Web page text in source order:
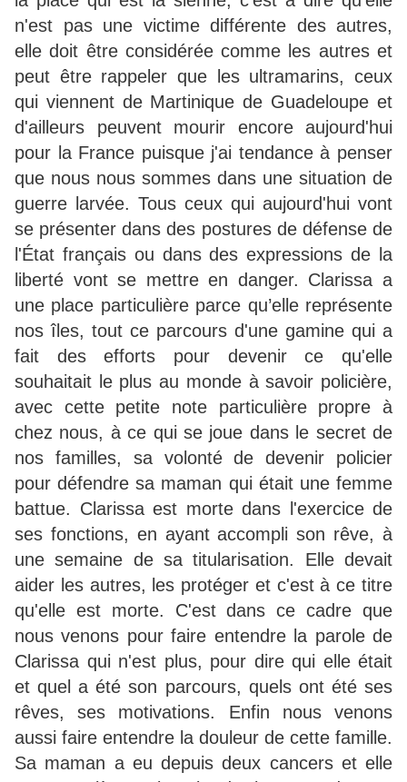
n'est pas une victime différente des autres,
elle doit être considérée comme les autres et
peut être rappeler que les ultramarins, ceux
qui viennent de Martinique de Guadeloupe et
d'ailleurs peuvent mourir encore aujourd'hui
pour la France puisque j'ai tendance à penser
que nous nous sommes dans une situation de
guerre larvée. Tous ceux qui aujourd'hui vont
se présenter dans des postures de défense de
l'État français ou dans des expressions de la
liberté vont se mettre en danger. Clarissa a
une place particulière parce qu’elle représente
nos îles, tout ce parcours d'une gamine qui a
fait des efforts pour devenir ce qu'elle
souhaitait le plus au monde à savoir policière,
avec cette petite note particulière propre à
chez nous, à ce qui se joue dans le secret de
nos familles, sa volonté de devenir policier
pour défendre sa maman qui était une femme
battue. Clarissa est morte dans l'exercice de
ses fonctions, en ayant accompli son rêve, à
une semaine de sa titularisation. Elle devait
aider les autres, les protéger et c'est à ce titre
qu'elle est morte. C'est dans ce cadre que
nous venons pour faire entendre la parole de
Clarissa qui n'est plus, pour dire qui elle était
et quel a été son parcours, quels ont été ses
rêves, ses motivations. Enfin nous venons
aussi faire entendre la douleur de cette famille.
Sa maman a eu depuis deux cancers et elle